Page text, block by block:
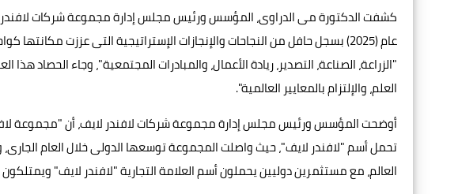
كشفت الدكتورة مى الدراوى، المؤسس ورئيس مجلس إدارة مجموعة شركات لافندر
عام (2025) بسجل حافل من النجاحات والإنجازات الإستراتيجية التى عززت
"الزراعة، الصناعة، التصدير، ريادة الأعمال، والمبادرات المجتمعية"، وجاء الحصاد
العلم، والإلتزام بالمعايير العالمية".
أوضحت المؤسس ورئيس مجلس إدارة مجموعة شركات لافندر لايف، أن "مجموعة
العالم، مع مستثمرين دوليين يحملون أسم العلامة التجارية "لافندر لايف"